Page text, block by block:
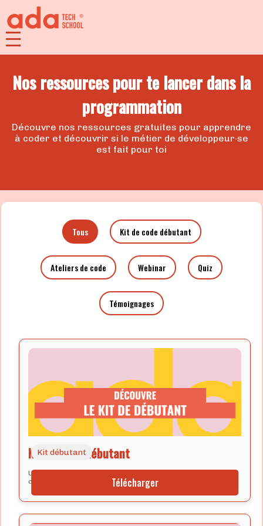
Nos ressources pour te lancer dans la
programmation
Découvre nos ressources gratuites pour apprendre
à coder et découvrir si le métier de développeur·se
est fait pour toi
Tous Kit de code débutant
Ateliers de code Webinar Quiz
Témoignages
Kit de code débutant
Un kit qui te guide pas à pas pour faire tes premières lignes de
code et tester la programmation en pratique
Kit débutant
Télécharger